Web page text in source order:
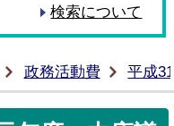
検索について
政務活動費 平成